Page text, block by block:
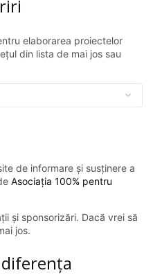
elaborarea proiectelor
din lista de mai jos sau
de informare și susținere a
Asociația 100% pentru
și sponsorizări. Dacă vrei să
jos.